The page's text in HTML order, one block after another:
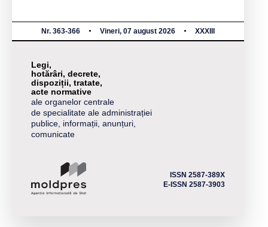
Nr. 363-366 Vineri, 07 august 2026 XXXIII
Legi,
hotărâri, decrete,
dispoziții, tratate,
acte normative
ale organelor centrale
de specialitate ale administrației
publice, informații, anunțuri,
comunicate
ISSN 2587-389X
E-ISSN 2587-3903